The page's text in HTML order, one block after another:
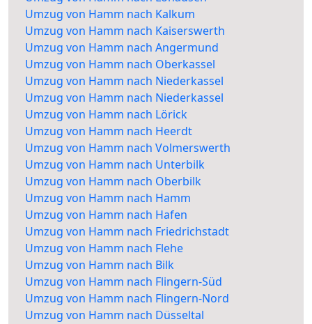
Umzug von Hamm nach Kalkum
Umzug von Hamm nach Kaiserswerth
Umzug von Hamm nach Angermund
Umzug von Hamm nach Oberkassel
Umzug von Hamm nach Niederkassel
Umzug von Hamm nach Niederkassel
Umzug von Hamm nach Lörick
Umzug von Hamm nach Heerdt
Umzug von Hamm nach Volmerswerth
Umzug von Hamm nach Unterbilk
Umzug von Hamm nach Oberbilk
Umzug von Hamm nach Hamm
Umzug von Hamm nach Hafen
Umzug von Hamm nach Friedrichstadt
Umzug von Hamm nach Flehe
Umzug von Hamm nach Bilk
Umzug von Hamm nach Flingern-Süd
Umzug von Hamm nach Flingern-Nord
Umzug von Hamm nach Düsseltal